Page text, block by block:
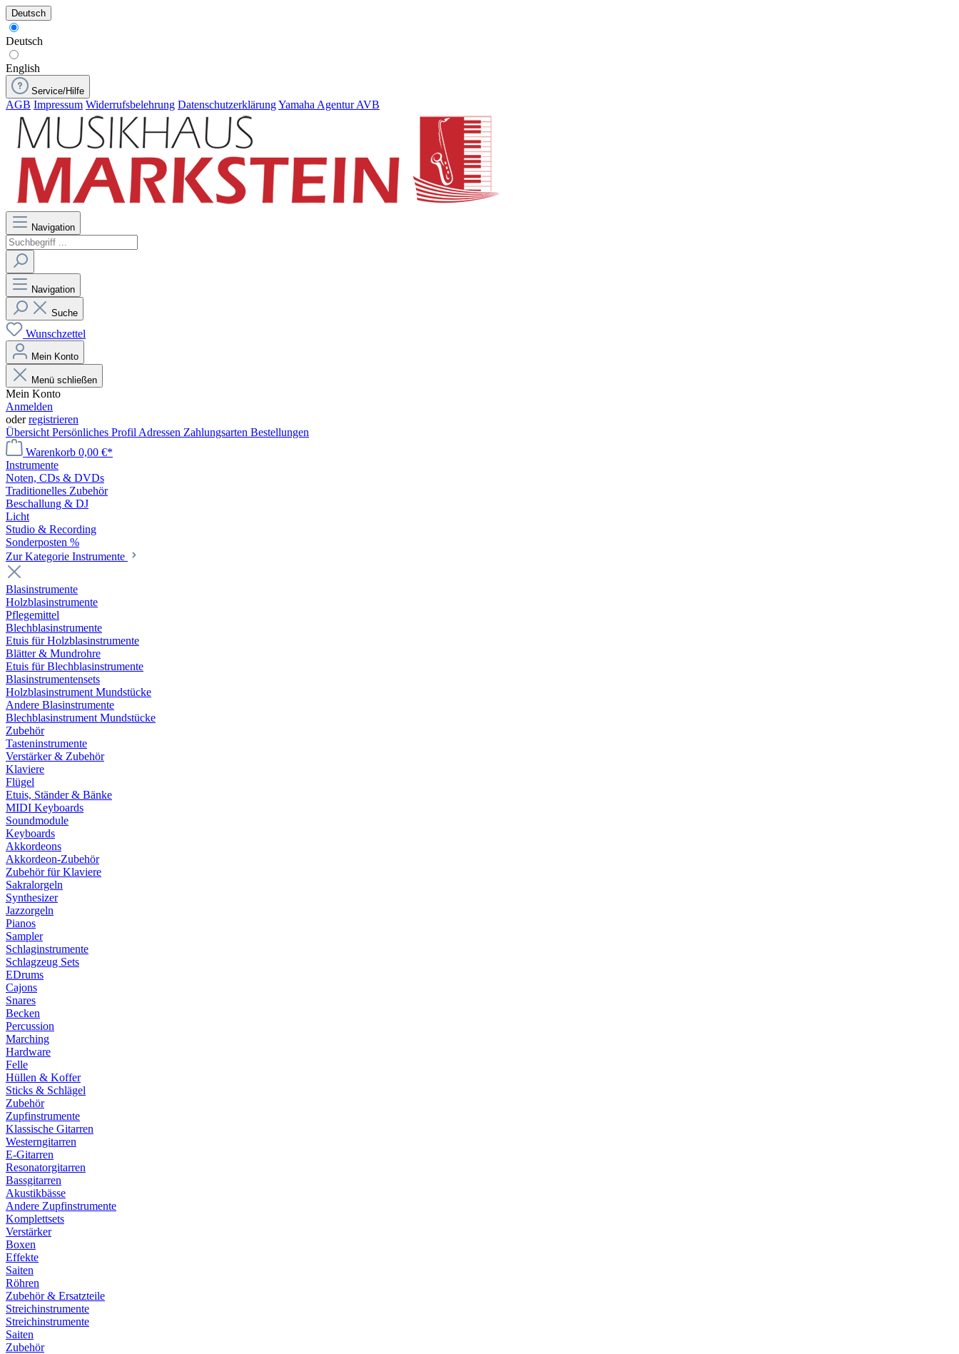
Deutsch
Deutsch
English
Service/Hilfe
AGB Impressum Widerrufsbelehrung DatenschutzerklärungYamaha Agentur AVB
Navigation
Navigation
Suche
Wunschzettel
Mein Konto
Menü schließen
Mein Konto
Anmelden
oderregistrieren
Übersicht Persönliches Profil Adressen Zahlungsarten Bestellungen
Warenkorb 0,00 €*
Instrumente
Noten, CDs & DVDs
Traditionelles Zubehör
Beschallung & DJ
Licht
Studio & Recording
Sonderposten %
Zur Kategorie Instrumente
Blasinstrumente
Holzblasinstrumente
Pflegemittel
Blechblasinstrumente
Etuis für Holzblasinstrumente
Blätter & Mundrohre
Etuis für Blechblasinstrumente
Blasinstrumentensets
Holzblasinstrument Mundstücke
Andere Blasinstrumente
Blechblasinstrument Mundstücke
Zubehör
Tasteninstrumente
Verstärker & Zubehör
Klaviere
Flügel
Etuis, Ständer & Bänke
MIDI Keyboards
Soundmodule
Keyboards
Akkordeons
Akkordeon-Zubehör
Zubehör für Klaviere
Sakralorgeln
Synthesizer
Jazzorgeln
Pianos
Sampler
Schlaginstrumente
Schlagzeug Sets
EDrums
Cajons
Snares
Becken
Percussion
Marching
Hardware
Felle
Hüllen & Koffer
Sticks & Schlägel
Zubehör
Zupfinstrumente
Klassische Gitarren
Westerngitarren
E-Gitarren
Resonatorgitarren
Bassgitarren
Akustikbässe
Andere Zupfinstrumente
Komplettsets
Verstärker
Boxen
Effekte
Saiten
Röhren
Zubehör & Ersatzteile
Streichinstrumente
Streichinstrumente
Saiten
Zubehör